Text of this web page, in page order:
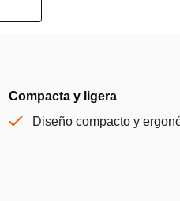
Compacta y ligera
Diseño compacto y